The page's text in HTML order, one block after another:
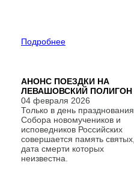
Подробнее
АНОНС ПОЕЗДКИ НА
ЛЕВАШОВСКИЙ ПОЛИГОН
04 февраля 2026
Только в день празднования
Собора новомучеников и
исповедников Российских
совершается память святых,
дата смерти которых
неизвестна.